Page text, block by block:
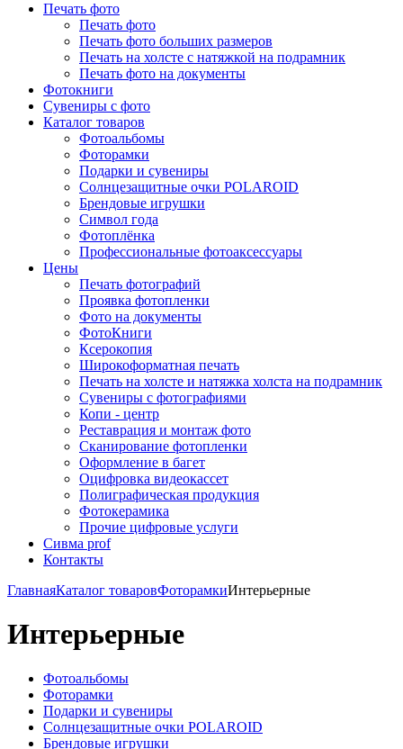
Печать фото
Печать фото
Печать фото больших размеров
Печать на холсте с натяжкой на подрамник
Печать фото на документы
Фотокниги
Сувениры с фото
Каталог товаров
Фотоальбомы
Фоторамки
Подарки и сувениры
Солнцезащитные очки POLAROID
Брендовые игрушки
Символ года
Фотоплёнка
Профессиональные фотоаксессуары
Цены
Печать фотографий
Проявка фотопленки
Фото на документы
ФотоКниги
Ксерокопия
Широкоформатная печать
Печать на холсте и натяжка холста на подрамник
Сувениры с фотографиями
Копи - центр
Реставрация и монтаж фото
Сканирование фотопленки
Оформление в багет
Оцифровка видеокассет
Полиграфическая продукция
Фотокерамика
Прочие цифровые услуги
Сивма prof
Контакты
ГлавнаяКаталог товаровФоторамкиИнтерьерные
Интерьерные
Фотоальбомы
Фоторамки
Подарки и сувениры
Солнцезащитные очки POLAROID
Брендовые игрушки